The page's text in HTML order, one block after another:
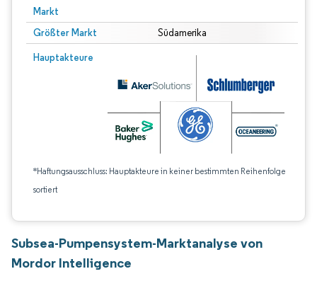
Markt
Größter Markt Südamerika
Hauptakteure
*Haftungsausschluss: Hauptakteure in keiner bestimmten Reihenfolge
sortiert
Subsea-Pumpensystem-Marktanalyse von
Mordor Intelligence